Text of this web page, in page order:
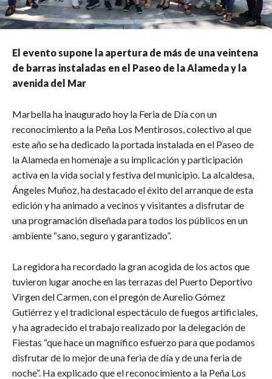
El evento supone la apertura de más de una veintena
de barras instaladas en el Paseo de la Alameda y la
avenida del Mar
Marbella ha inaugurado hoy la Feria de Día con un
reconocimiento a la Peña Los Mentirosos, colectivo al que
este año se ha dedicado la portada instalada en el Paseo de
la Alameda en homenaje a su implicación y participación
activa en la vida social y festiva del municipio. La alcaldesa,
Ángeles Muñoz, ha destacado el éxito del arranque de esta
edición y ha animado a vecinos y visitantes a disfrutar de
una programación diseñada para todos los públicos en un
ambiente “sano, seguro y garantizado”.
​La regidora ha recordado la gran acogida de los actos que
tuvieron lugar anoche en las terrazas del Puerto Deportivo
Virgen del Carmen, con el pregón de Aurelio Gómez
Gutiérrez y el tradicional espectáculo de fuegos artificiales,
y ha agradecido el trabajo realizado por la delegación de
Fiestas “que hace un magnífico esfuerzo para que podamos
disfrutar de lo mejor de una feria de día y de una feria de
noche”. Ha explicado que el reconocimiento a la Peña Los